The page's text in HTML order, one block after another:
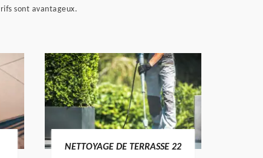
sont avantageux.
NETTOYAGE DE TERRASSE 22